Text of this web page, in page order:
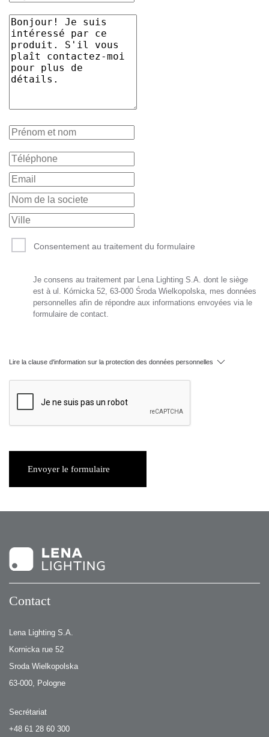
Consentement au traitement du formulaire
Je consens au traitement par Lena Lighting S.A. dont le siège
est à ul. Kórnicka 52, 63-000 Środa Wielkopolska, mes données
personnelles afin de répondre aux informations envoyées via le
formulaire de contact.
Lire la clause d'information sur la protection des données personnelles
Envoyer le formulaire
Contact
Lena Lighting S.A.
Kornicka rue 52
Sroda Wielkopolska
63-000, Pologne
Secrétariat
+48 61 28 60 300